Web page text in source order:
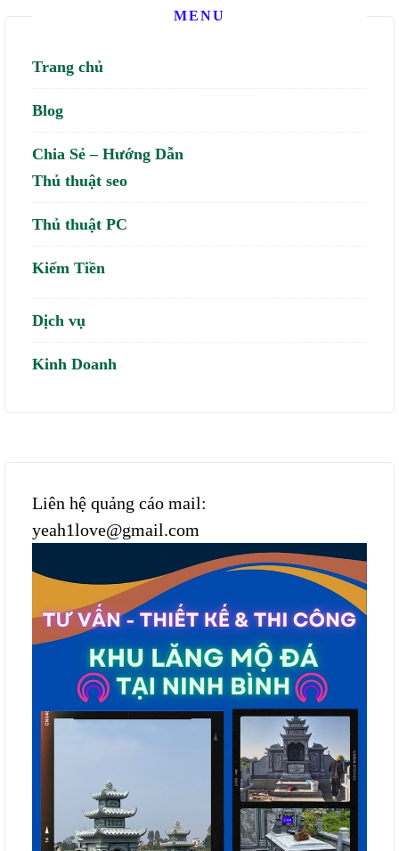
MENU
Trang chủ
Blog
Chia Sẻ – Hướng Dẫn
Thủ thuật seo
Thủ thuật PC
Kiếm Tiền
Dịch vụ
Kinh Doanh
Liên hệ quảng cáo mail:
yeah1love@gmail.com